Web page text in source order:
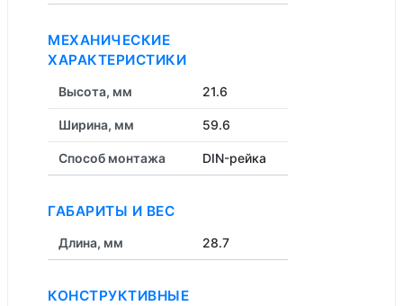
МЕХАНИЧЕСКИЕ
ХАРАКТЕРИСТИКИ
Высота, мм 21.6
Ширина, мм 59.6
Способ монтажа DIN-рейка
ГАБАРИТЫ И ВЕС
Длина, мм 28.7
КОНСТРУКТИВНЫЕ